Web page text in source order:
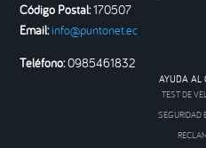
Código Postal:170507
Email:info@puntonet.ec
Teléfono:0985461832
AYUDA AL
TEST DE
SEGURIDAD